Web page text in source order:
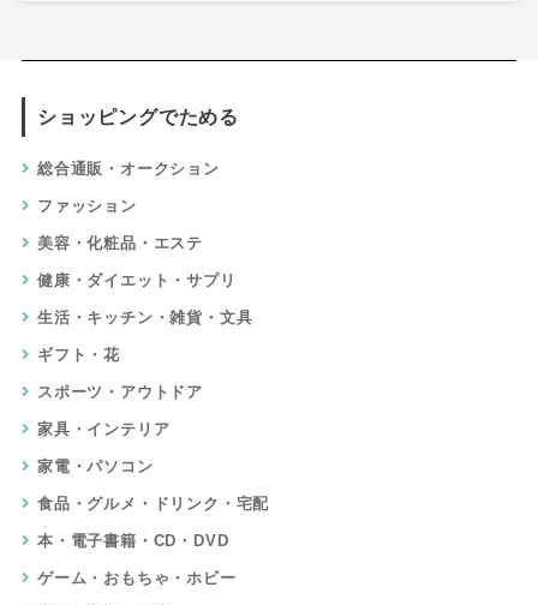
ショッピングでためる
総合通販・オークション
ファッション
美容・化粧品・エステ
健康・ダイエット・サプリ
生活・キッチン・雑貨・文具
ギフト・花
スポーツ・アウトドア
家具・インテリア
家電・パソコン
食品・グルメ・ドリンク・宅配
本・電子書籍・CD・DVD
ゲーム・おもちゃ・ホビー